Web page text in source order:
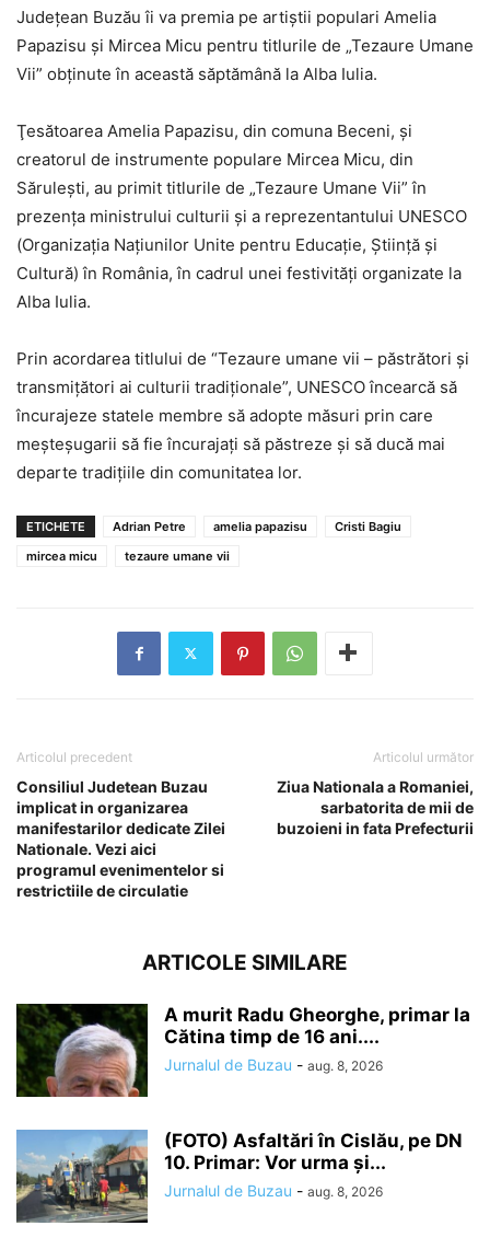
Județean Buzău îi va premia pe artiștii populari Amelia
Papazisu și Mircea Micu pentru titlurile de „Tezaure Umane
Vii” obținute în această săptămână la Alba Iulia.
Ţesătoarea Amelia Papazisu, din comuna Beceni, şi
creatorul de instrumente populare Mircea Micu, din
Săruleşti, au primit titlurile de „Tezaure Umane Vii” în
prezenţa ministrului culturii şi a reprezentantului UNESCO
(Organizaţia Naţiunilor Unite pentru Educaţie, Ştiinţă şi
Cultură) în România, în cadrul unei festivităţi organizate la
Alba Iulia.
Prin acordarea titlului de “Tezaure umane vii – păstrători şi
transmiţători ai culturii tradiţionale”, UNESCO încearcă să
încurajeze statele membre să adopte măsuri prin care
meşteşugarii să fie încurajaţi să păstreze şi să ducă mai
departe tradiţiile din comunitatea lor.
ETICHETE Adrian Petre amelia papazisu
Cristi Bagiu
mircea micu
tezaure umane vii
Articolul precedent
Consiliul Judetean Buzau
implicat in organizarea
manifestarilor dedicate Zilei
Nationale. Vezi aici
programul evenimentelor si
restrictiile de circulatie
Articolul următor
Ziua Nationala a Romaniei,
sarbatorita de mii de
buzoieni in fata Prefecturii
ARTICOLE SIMILARE
A murit Radu Gheorghe, primar la
Cătina timp de 16 ani....
Jurnalul de Buzau - aug. 8, 2026
(FOTO) Asfaltări în Cislău, pe DN
10. Primar: Vor urma și...
Jurnalul de Buzau - aug. 8, 2026